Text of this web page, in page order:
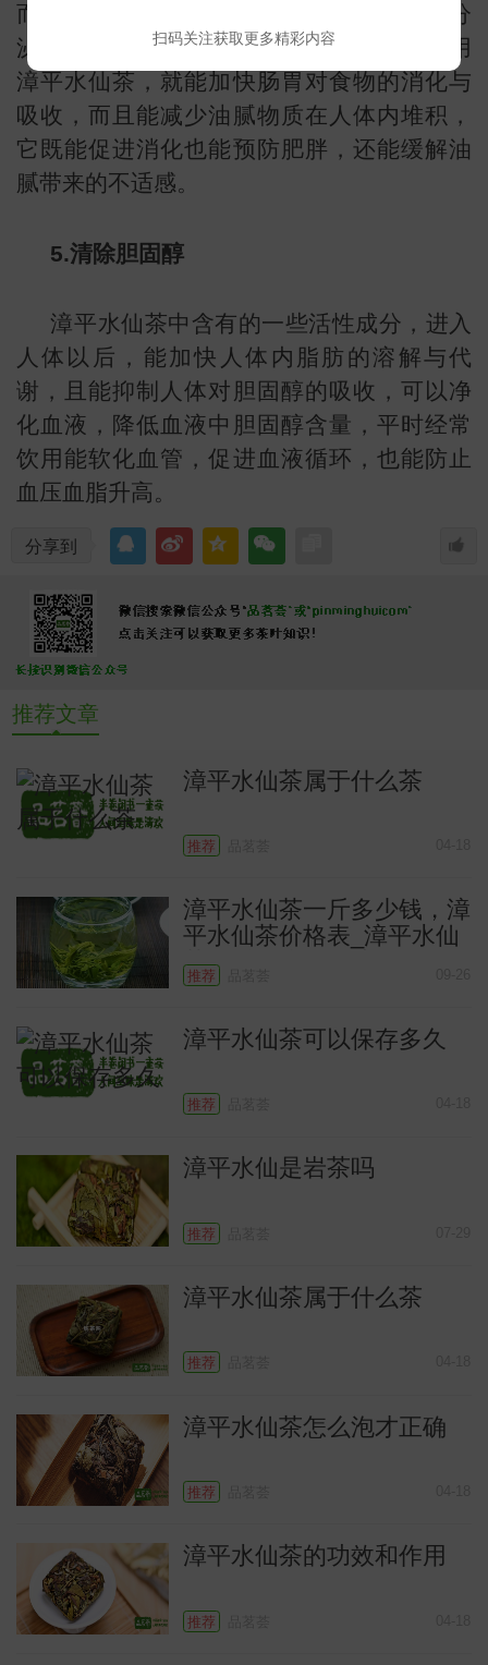
扫码关注获取更多精彩内容
识
而且也能去除油腻，还能加快人体消化液分
泌，平时人们吃一些油腻食物时，搭配饮用
漳平水仙茶，就能加快肠胃对食物的消化与
吸收，而且能减少油腻物质在人体内堆积，
它既能促进消化也能预防肥胖，还能缓解油
腻带来的不适感。
5.清除胆固醇
漳平水仙茶中含有的一些活性成分，进入
人体以后，能加快人体内脂肪的溶解与代
谢，且能抑制人体对胆固醇的吸收，可以净
化血液，降低血液中胆固醇含量，平时经常
饮用能软化血管，促进血液循环，也能防止
血压血脂升高。
分享到
推荐文章
漳平水仙茶属于什么茶
推荐
漳平水仙茶一斤多少钱，漳
平水仙茶价格表_漳平水仙
茶一斤多少钱，漳平
推荐
漳平水仙茶可以保存多久
推荐
漳平水仙是岩茶吗
推荐
漳平水仙茶属于什么茶
推荐
漳平水仙茶怎么泡才正确
推荐
漳平水仙茶的功效和作用
推荐